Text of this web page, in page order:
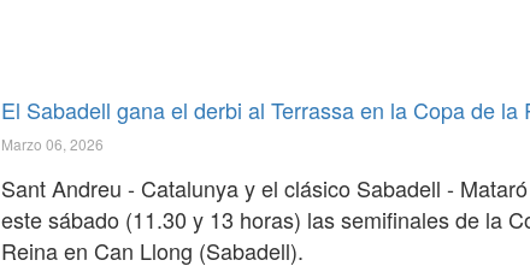
El Sabadell gana el derbi al Terrassa en la Copa de la
Marzo 06, 2026
Sant Andreu - Catalunya y el clásico Sabadell -
este sábado (11.30 y 13 horas) las semifinales de la
Reina en Can Llong (Sabadell).